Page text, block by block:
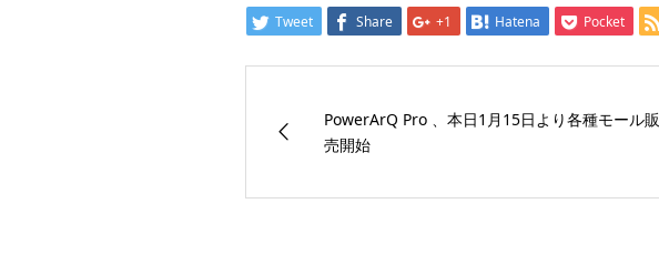
Tweet Share +1 Hatena Pocket
PowerArQ Pro 、本日1月15日より各種モール販
売開始